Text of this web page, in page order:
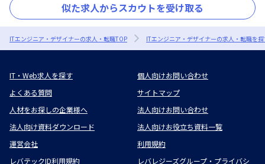
似た求人からスカウトを受け取る
ITエンジニア・デザイナーの求人・転職TOP ITエンジニア・デザイナーの求人・転職を
IT・Web求人を探す
個人向けお問い合わせ
よくある質問
サイトマップ
人材をお探しの企業様へ
法人向けお問い合わせ
法人向け資料ダウンロード
法人向けお役立ち資料一覧
運営会社
利用規約
レバテックID利用規約
レバレジーズグループ・プライバシ